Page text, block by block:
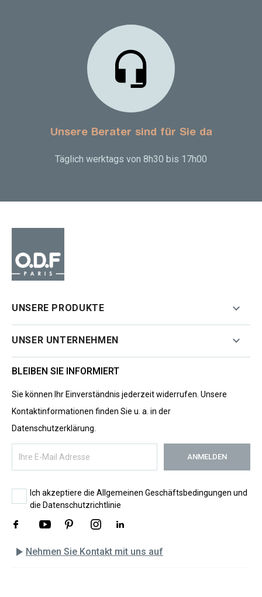
Unsere Berater sind für Sie da
Täglich werktags von 8h30 bis 17h00
UNSERE PRODUKTE 
UNSER UNTERNEHMEN 
BLEIBEN SIE INFORMIERT
Sie können Ihr Einverständnis jederzeit widerrufen. Unsere
Kontaktinformationen finden Sie u. a. in der
Datenschutzerklärung.
Ich akzeptiere die Allgemeinen Geschäftsbedingungen und
die Datenschutzrichtlinie
play_arrow Nehmen Sie Kontakt mit uns auf